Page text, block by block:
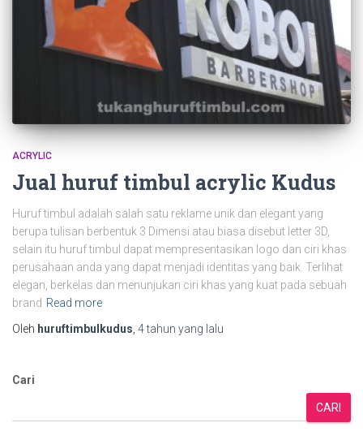
ACRYLIC
Jual huruf timbul acrylic Kudus
Huruf timbul adalah salah satu reklame unik dan elegant yang
berupa tulisan berbentuk 3 Dimensi atau biasa disebut letter 3D,
selain itu huruf timbul dapat mempresentasikan logo dan ciri khas
perusahaan anda yang dapat menjadi identitas yang baik. Terlihat
elegan, berkelas dan menunjukan ciri khas yang kuat pada sebuah
brand Read more
Oleh huruftimbulkudus 4 tahun yang lalu
Cari
CARI